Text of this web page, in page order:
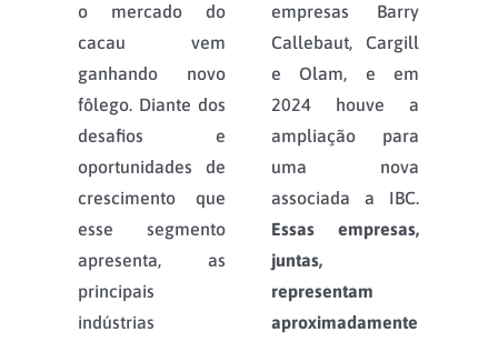
o mercado do
cacau vem
ganhando novo
fôlego. Diante dos
desafios e
oportunidades de
crescimento que
esse segmento
apresenta, as
principais
indústrias
empresas Barry
Callebaut, Cargill
e Olam, e em
2024 houve a
ampliação para
uma nova
associada a IBC.
Essas empresas,
juntas,
representam
aproximadamente